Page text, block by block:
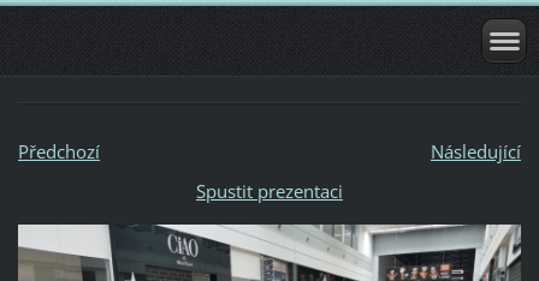
Předchozí
Následující
Spustit prezentaci